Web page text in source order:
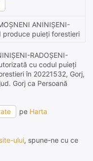
ANINIȘENI-
produce puieți forestieri
RADOȘENI-
cu codul puieți
în 20221532, Gorj,
Gorj ca Persoană
pe Harta
ului, spune-ne cu ce